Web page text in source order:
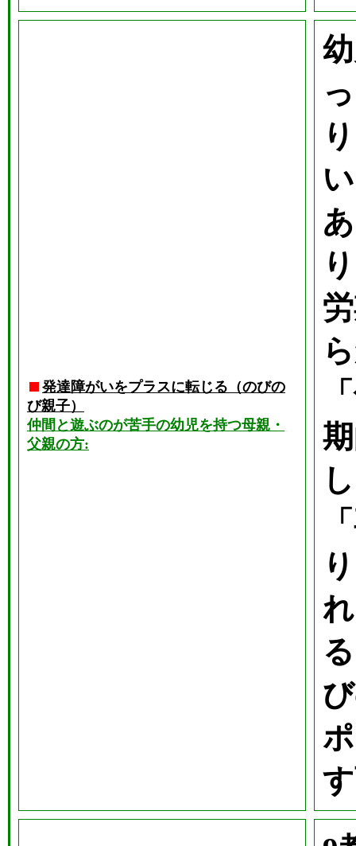
発達障がいをプラスに転じる（のびの
び親子）
仲間と遊ぶのが苦手の幼児を持つ母親・
父親の方: